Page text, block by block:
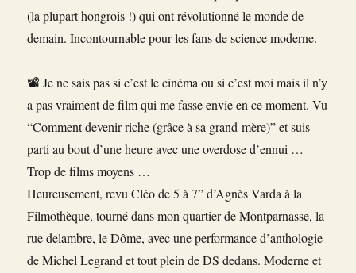
(la plupart hongrois !) qui ont révolutionné le monde de
demain. Incontournable pour les fans de science moderne.
📽️ Je ne sais pas si c’est le cinéma ou si c’est moi mais il n’y
a pas vraiment de film qui me fasse envie en ce moment. Vu
“Comment devenir riche (grâce à sa grand-mère)” et suis
parti au bout d’une heure avec une overdose d’ennui …
Trop de films moyens …
Heureusement, revu Cléo de 5 à 7” d’Agnès Varda à la
Filmothèque, tourné dans mon quartier de Montparnasse, la
rue delambre, le Dôme, avec une performance d’anthologie
de Michel Legrand et tout plein de DS dedans. Moderne et